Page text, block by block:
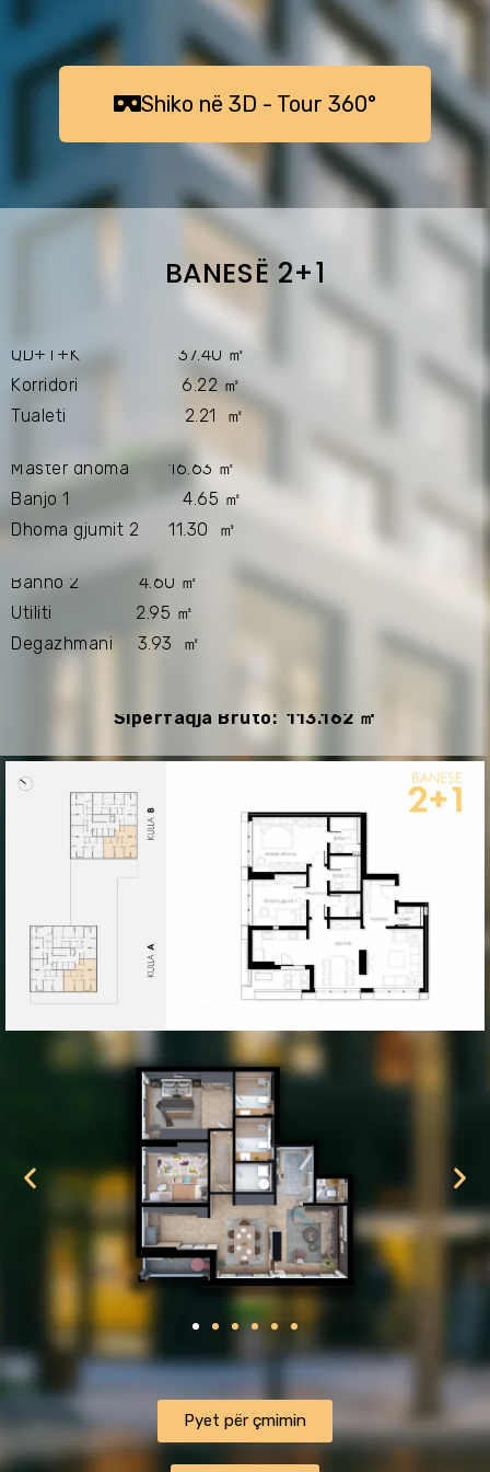
ㅤㅤShiko në 3D - Tour 360°ㅤㅤㅤ
BANESË 2+1
QD+T+K 37.40 ㎡
Korridori 6.22 ㎡
Tualeti 2.21 ㎡
Master dhoma 16.63 ㎡
Banjo 1 4.65 ㎡
Dhoma gjumit 2 11.30 ㎡
Banno 2 4.60 ㎡
Utiliti 2.95 ㎡
Degazhmani 3.93 ㎡
Sipërfaqja Bruto: 113.162 ㎡
ㅤㅤㅤㅤPyet për çmiminㅤㅤㅤㅤ